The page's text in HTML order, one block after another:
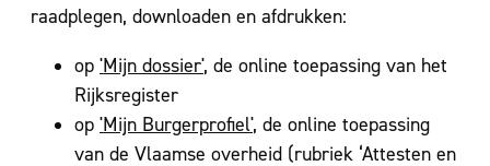
raadplegen, downloaden en afdrukken:
op 'Mijn dossier', de online toepassing van het
Rijksregister
op 'Mijn Burgerprofiel', de online toepassing
van de Vlaamse overheid (rubriek ‘Attesten en